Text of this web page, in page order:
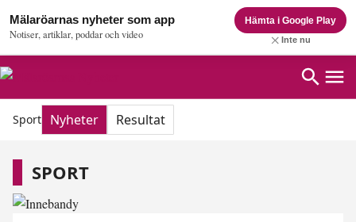
Mälaröarnas nyheter som app
Notiser, artiklar, poddar och video
Hämta i Google Play
Inte nu
Sport Nyheter Resultat
Sport
SPORT